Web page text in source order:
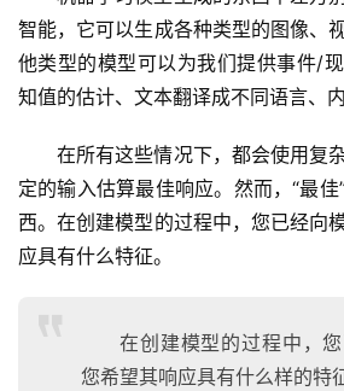
智能，它可以生成各种类型的图像、
他类型的模型可以为我们提供事件/
知值的估计、文本翻译成不同语言、
在所有这些情况下，都会使用复
定的输入估算最佳响应。然而，“最
西。在创建模型的过程中，您已经向
应具有什么特征。
在创建模型的过程中，
您希望其响应具有什么样的特